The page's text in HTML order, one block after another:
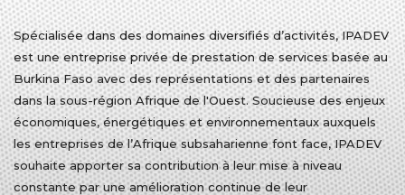
Spécialisée dans des domaines diversifiés d’activités, IPADEV
est une entreprise privée de prestation de services basée au
Burkina Faso avec des représentations et des partenaires
dans la sous-région Afrique de l'Ouest. Soucieuse des enjeux
économiques, énergétiques et environnementaux auxquels
les entreprises de l’Afrique subsaharienne font face, IPADEV
souhaite apporter sa contribution à leur mise à niveau
constante par une amélioration continue de leur